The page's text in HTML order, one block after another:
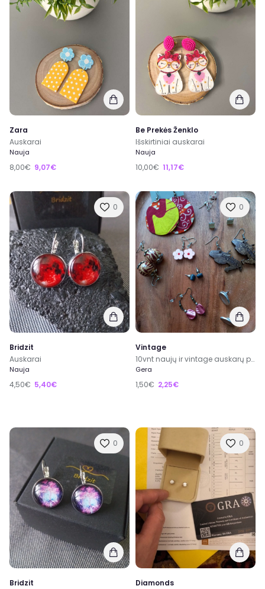
Zara
Auskarai
Nauja
8,00€ 9,07€
Be Prekės Ženklo
Išskirtiniai auskarai
Nauja
10,00€ 11,17€
0
Bridzit
Auskarai
Nauja
4,50€ 5,40€
0
Vintage
10vnt naujų ir vintage auskarų poru urmu visi
Gera
1,50€ 2,25€
0
Bridzit
0
Diamonds